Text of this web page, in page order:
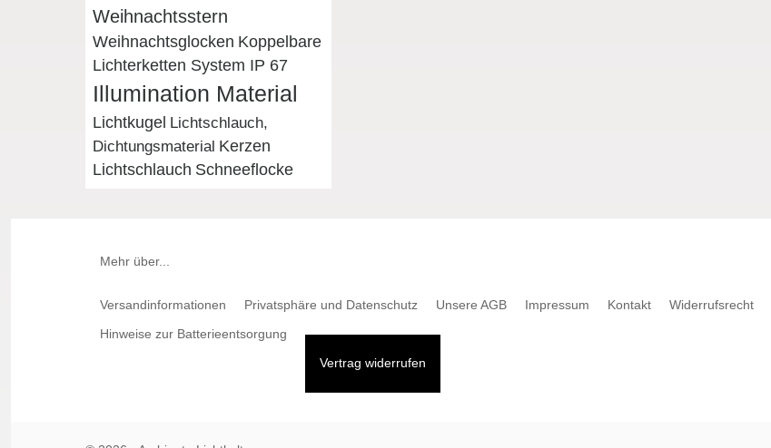
Weihnachtsstern
Weihnachtsglocken Koppelbare
Lichterketten System IP 67
Illumination Material
Lichtkugel Lichtschlauch,
Dichtungsmaterial Kerzen
Lichtschlauch Schneeflocke
Mehr über...
Versandinformationen Privatsphäre und Datenschutz Unsere AGB Impressum Kontakt Widerrufsrecht
Hinweise zur Batterieentsorgung
Vertrag widerrufen